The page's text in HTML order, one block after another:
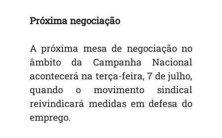
Próxima negociação
A próxima mesa de negociação no
âmbito da Campanha Nacional
acontecerá na terça-feira, 7 de julho,
quando o movimento sindical
reivindicará medidas em defesa do
emprego.